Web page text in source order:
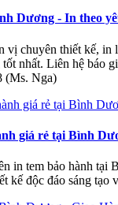
Dương - In theo
vị chuyên thiết kế,
nhất. Liên hệ báo
(Ms. Nga)
giá rẻ tại Bình
in tem bảo hành tại
kế độc đáo sáng tạo